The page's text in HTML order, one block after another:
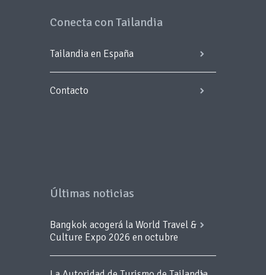
Conecta con Tailandia
Tailandia en España
Contacto
Últimas noticias
Bangkok acogerá la World Travel &
Culture Expo 2026 en octubre